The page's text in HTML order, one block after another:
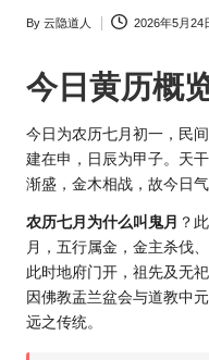
_2ebc.com
Posted
By 云隐道人 2026年5月24
今日 黄历概
今日为农历七月初一，民
建在申，日辰为甲子。天
渐盛，金木相战，故今日
农历七月为什么叫鬼月 ？
月，五行属金，金主杀伐
此时地府门开，祖先及无
因佛教盂兰盆会与道教中
远之传统。